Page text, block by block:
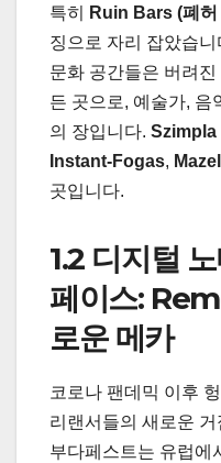
특히 Ruin Bars (폐허
징으로 자리 잡았습니
문화 공간들은 버려
든 곳으로, 예술가, 음
의 장입니다. Szimpla
Instant-Fogas,
곳입니다.
1.2 디지털
페이스:
로운 메카
코로나 팬데믹 이후
리랜서들의 새로운
부다페스트는 유럽에